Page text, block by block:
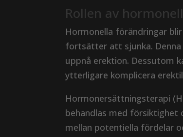
Rollen av
Hormonella förändringar
fortsätter att sjunka. Denna
uppnå erektion. Dessutom
ytterligare komplicera
Hormonersättningsterapi
behandlas med försiktighet
mellan potentiella fördelar